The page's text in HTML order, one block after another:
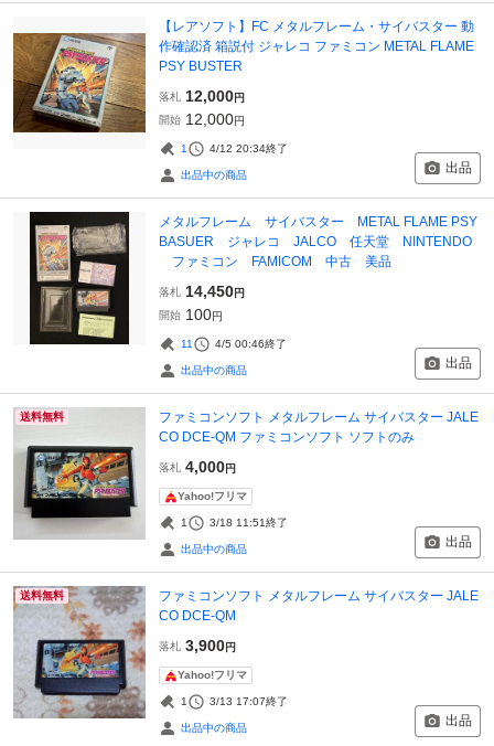
【レアソフト】FC メタルフレーム・サイバスター 動
作確認済 箱説付 ジャレコ ファミコン METAL FLAME
PSY BUSTER
落札 12,000円
開始 12,000円
1 4/12 20:34終了
出品中の商品 出品
メタルフレーム サイバスター METAL FLAME PSY
BASUER ジャレコ JALCO 任天堂 NINTENDO
ファミコン FAMICOM 中古 美品
落札 14,450円
開始 100円
11 4/5 00:46終了
出品中の商品 出品
送料無料
ファミコンソフト メタルフレーム サイバスター JALE
CO DCE-QM ファミコンソフト ソフトのみ
落札 4,000円
Yahoo!フリマ
1 3/18 11:51終了
出品中の商品 出品
送料無料
ファミコンソフト メタルフレーム サイバスター JALE
CO DCE-QM
落札 3,900円
Yahoo!フリマ
1 3/13 17:07終了
出品中の商品 出品